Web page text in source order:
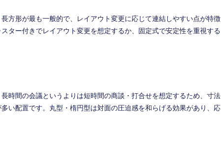
方形が最も一般的で、レイアウト変更に応じて連結しやすい点が特徴
ター付きでレイアウト変更を想定するか、固定式で安定性を重視する
時間の会議というよりは短時間の商談・打合せを想定するため、寸法
い配置です。丸型・楕円型は対面の圧迫感を和らげる効果があり、応